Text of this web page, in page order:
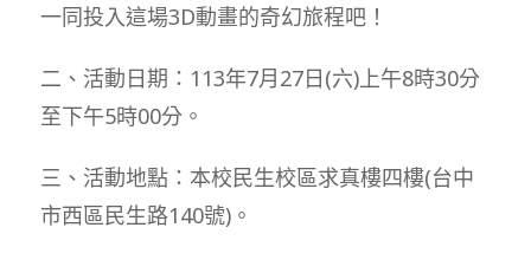
一同投入這場3D動畫的奇幻旅程吧！
二、活動日期：113年7月27日(六)上午8時30分
至下午5時00分。
三、活動地點：本校民生校區求真樓四樓(台中
市西區民生路140號)。